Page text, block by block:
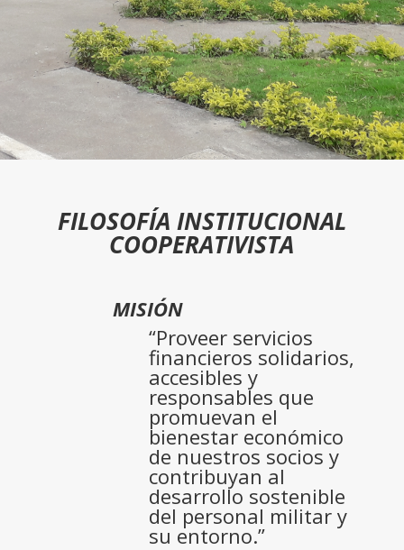
FILOSOFÍA INSTITUCIONAL
COOPERATIVISTA
MISIÓN
“Proveer servicios
financieros solidarios,
accesibles y
responsables que
promuevan el
bienestar económico
de nuestros socios y
contribuyan al
desarrollo sostenible
del personal militar y
su entorno.”